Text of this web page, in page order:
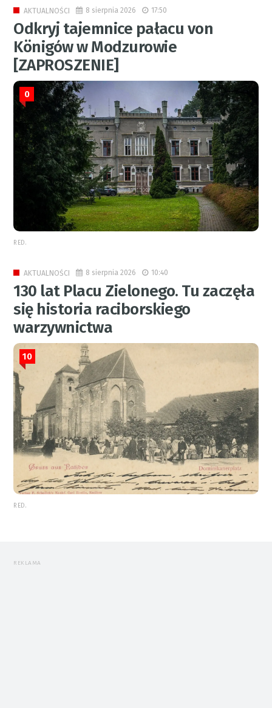
AKTUALNOŚCI 8 sierpnia 2026 17:50
Odkryj tajemnice pałacu von
Königów w Modzurowie
[ZAPROSZENIE]
0
RED.
AKTUALNOŚCI 8 sierpnia 2026 10:40
130 lat Placu Zielonego. Tu zaczęła
się historia raciborskiego
warzywnictwa
10
RED.
REKLAMA